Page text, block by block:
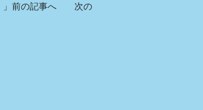
」前の記事へ 次の